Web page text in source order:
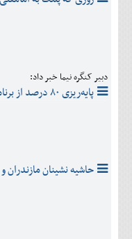
دبیر کنگره نیما خبر داد:
پایه‌ریزی ۸۰ درصد از برنامه‌های کنگره نیما در فضای مجازی
حاشیه نشینان